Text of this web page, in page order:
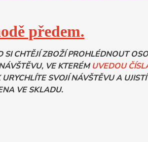
předem.
SI CHTĚJÍ ZBOŽÍ PROHLÉDNOUT
VE KTERÉMUVEDOU
SVOJÍ NÁVŠTĚVU A
VE SKLADU.